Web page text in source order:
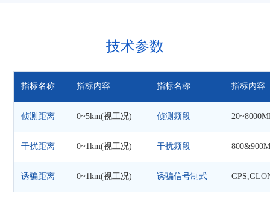
技术参数
指标名称 指标内容 指标名称 指标内容
侦测距离 0~5km(视工况) 侦测频段
干扰距离 0~1km(视工况) 干扰频段
诱骗距离 0~1km(视工况) 诱骗信号制式